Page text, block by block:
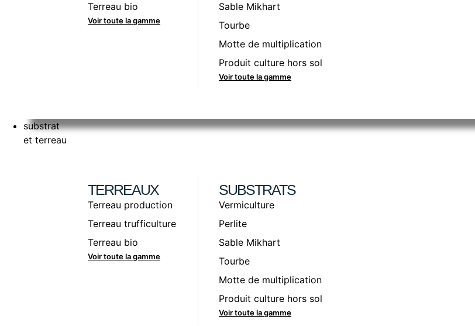
Terreau bio
Voir toute la gamme
Sable Mikhart
Tourbe
Motte de multiplication
Produit culture hors sol
Voir toute la gamme
substrat
et terreau
TERREAUX
Terreau production
Terreau trufficulture
Terreau bio
Voir toute la gamme
SUBSTRATS
Vermiculture
Perlite
Sable Mikhart
Tourbe
Motte de multiplication
Produit culture hors sol
Voir toute la gamme